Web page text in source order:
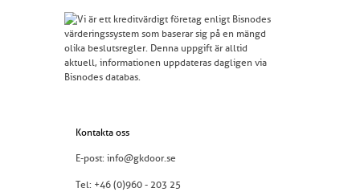
Kontakta oss
E-post: info@gkdoor.se
Tel: +46 (0)960 - 203 25